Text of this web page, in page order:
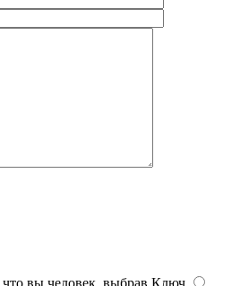
вы человек, выбрав Ключ.